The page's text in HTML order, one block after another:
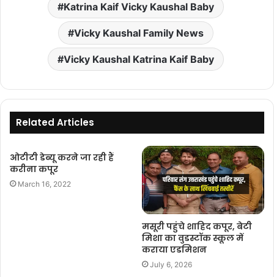
Katrina Kaif Vicky Kaushal Baby
Vicky Kaushal Family News
Vicky Kaushal Katrina Kaif Baby
Related Articles
ओटीटी डेब्यू करने जा रही हैं
करीना कपूर
March 16, 2022
मसूरी पहुंचे शाहिद कपूर, बेटी
मिशा का वुडस्टॉक स्कूल में
कराया एडमिशन
July 6, 2026